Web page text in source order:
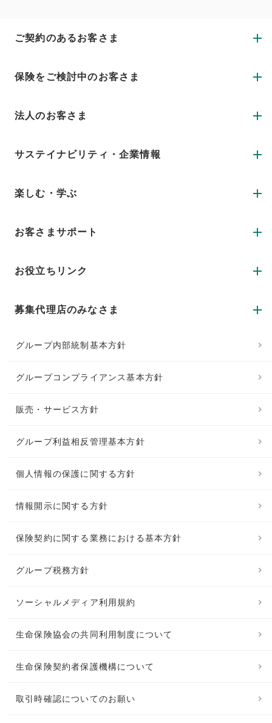
ご契約のあるお客さま
保険をご検討中のお客さま
法人のお客さま
サステイナビリティ・企業情報
楽しむ・学ぶ
お客さまサポート
お役立ちリンク
募集代理店のみなさま
グループ内部統制基本方針
グループコンプライアンス基本方針
販売・サービス方針
グループ利益相反管理基本方針
個人情報の保護に関する方針
情報開示に関する方針
保険契約に関する業務における基本方針
グループ税務方針
ソーシャルメディア利用規約
生命保険協会の共同利用制度について
生命保険契約者保護機構について
取引時確認についてのお願い